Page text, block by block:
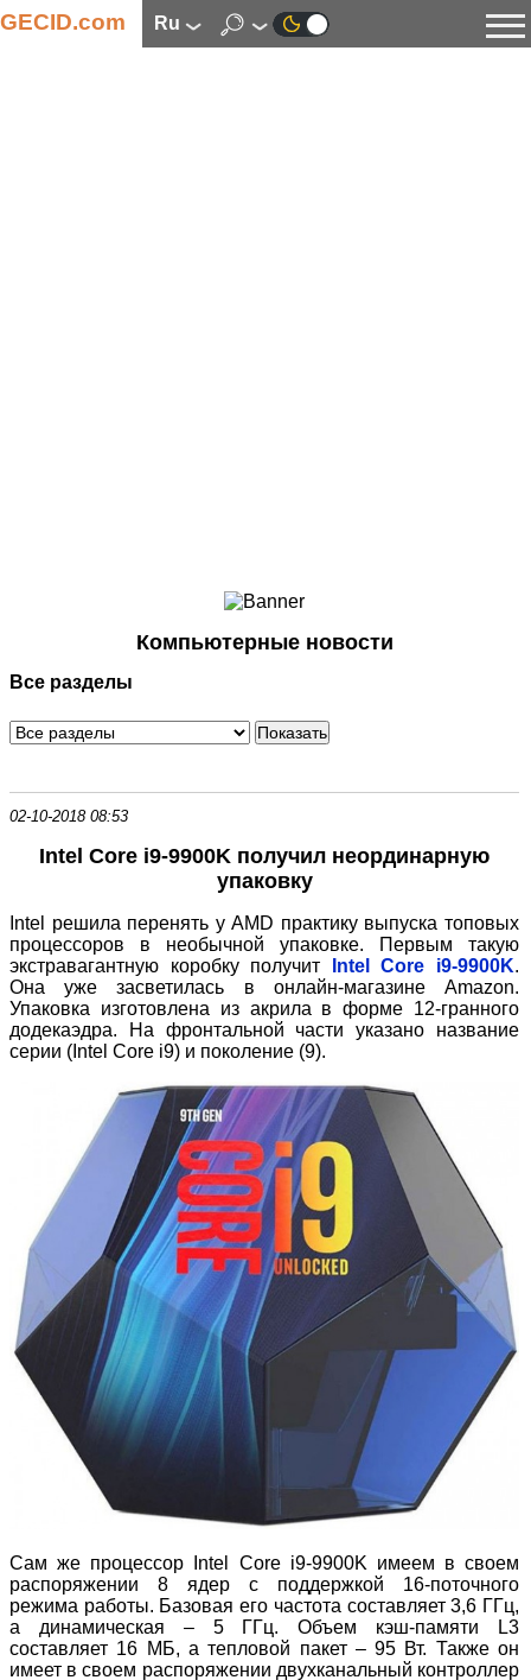
GECID.com ru
Смартфоны
Периферия
Программное обеспечение
Компьютерные новости
Все разделы
02-10-2018 08:53
Intel Core i9-9900K получил неординарную
упаковку
Intel решила перенять у AMD практику выпуска топовых
процессоров в необычной упаковке. Первым такую
экстравагантную коробку получит
Intel Core i9-9900K.
Она уже засветилась в онлайн-магазине Amazon.
Упаковка изготовлена из акрила в форме 12-гранного
додекаэдра. На фронтальной части указано название
серии (Intel Core i9) и поколение (9).
Сам же процессор Intel Core i9-9900K имеем в своем
распоряжении 8 ядер с поддержкой 16-поточного
режима работы. Базовая его частота составляет 3,6 ГГц,
а динамическая – 5 ГГц. Объем кэш-памяти L3
составляет 16 МБ, а тепловой пакет – 95 Вт. Также он
имеет в своем распоряжении двухканальный контроллер